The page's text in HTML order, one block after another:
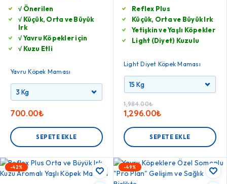
√ Önerilen
√ Küçük, Orta ve Büyük
Irk
√ Yavru Köpekler için
√ Kuzu Etli
Yavru Köpek Maması
700.00₺
SEPETE EKLE
Reflex Plus
Küçük, Orta ve Büyük Irk
Yetişkin ve Yaşlı Köpekler
Light (Diyet) Kuzulu
Light Diyet Köpek Maması
1,984.00₺
1,296.00₺
SEPETE EKLE
-42% -49%